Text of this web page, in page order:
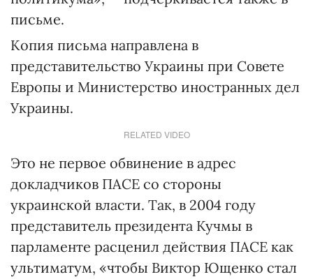
письме.
Копия письма направлена в
представительство Украины при Совете
Европы и Министерство иностранных дел
Украины.
RELATED VIDEO
Это не первое обвинение в адрес
докладчиков ПАСЕ со стороны
украинской власти. Так, в 2004 году
представитель президента Кучмы в
парламенте расценил действия ПАСЕ как
ультиматум, «чтобы Виктор Ющенко стал